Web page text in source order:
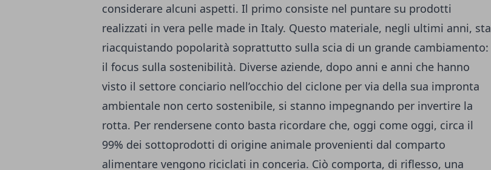
considerare alcuni aspetti. Il primo consiste nel puntare su prodotti
realizzati in vera pelle made in Italy. Questo materiale, negli ultimi anni, sta
riacquistando popolarità soprattutto sulla scia di un grande cambiamento:
il focus sulla sostenibilità. Diverse aziende, dopo anni e anni che hanno
visto il settore conciario nell’occhio del ciclone per via della sua impronta
ambientale non certo sostenibile, si stanno impegnando per invertire la
rotta. Per rendersene conto basta ricordare che, oggi come oggi, circa il
99% dei sottoprodotti di origine animale provenienti dal comparto
alimentare vengono riciclati in conceria. Ciò comporta, di riflesso, una